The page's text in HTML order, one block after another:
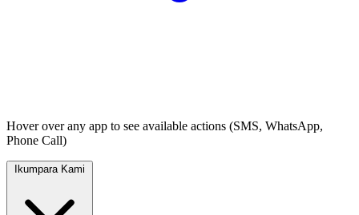
Hover over any app to see available actions (SMS, WhatsApp,
Phone Call)